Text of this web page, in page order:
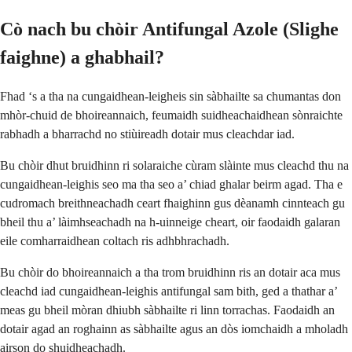
Cò nach bu chòir Antifungal Azole (Slighe
faighne) a ghabhail?
Fhad ‘s a tha na cungaidhean-leigheis sin sàbhailte sa chumantas don
mhòr-chuid de bhoireannaich, feumaidh suidheachaidhean sònraichte
rabhadh a bharrachd no stiùireadh dotair mus cleachdar iad.
Bu chòir dhut bruidhinn ri solaraiche cùram slàinte mus cleachd thu na
cungaidhean-leighis seo ma tha seo a’ chiad ghalar beirm agad. Tha e
cudromach breithneachadh ceart fhaighinn gus dèanamh cinnteach gu
bheil thu a’ làimhseachadh na h-uinneige cheart, oir faodaidh galaran
eile comharraidhean coltach ris adhbhrachadh.
Bu chòir do bhoireannaich a tha trom bruidhinn ris an dotair aca mus
cleachd iad cungaidhean-leighis antifungal sam bith, ged a thathar a’
meas gu bheil mòran dhiubh sàbhailte ri linn torrachas. Faodaidh an
dotair agad an roghainn as sàbhailte agus an dòs iomchaidh a mholadh
airson do shuidheachadh.